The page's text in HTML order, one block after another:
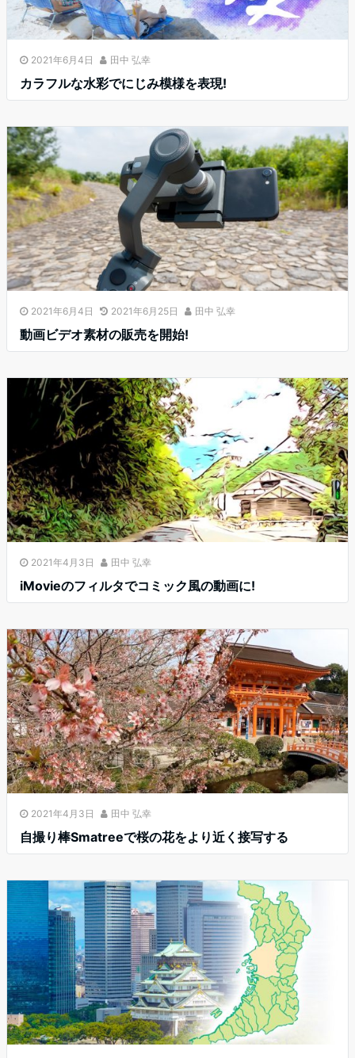
2021年6月4日 田中 弘幸
カラフルな水彩でにじみ模様を表現!
2021年6月4日 2021年6月25日 田中 弘幸
動画ビデオ素材の販売を開始!
2021年4月3日 田中 弘幸
iMovieのフィルタでコミック風の動画に!
2021年4月3日 田中 弘幸
自撮り棒Smatreeで桜の花をより近く接写する